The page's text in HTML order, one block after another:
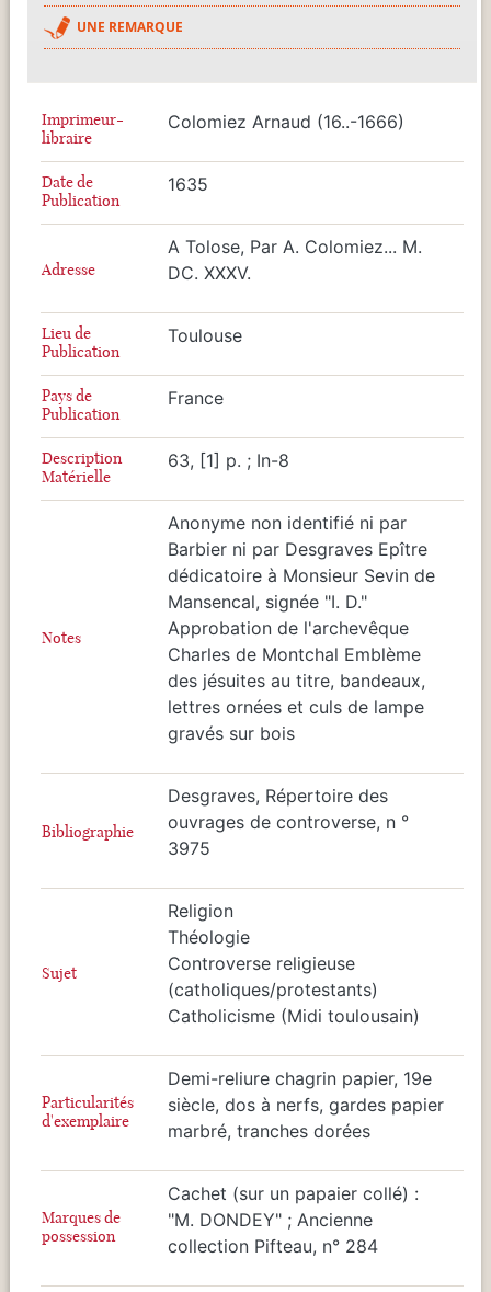
UNE REMARQUE
Imprimeur-
libraire
Colomiez Arnaud (16..-1666)
Date de
Publication
1635
Adresse
A Tolose, Par A. Colomiez... M.
DC. XXXV.
Lieu de
Publication
Toulouse
Pays de
Publication
France
Description
Matérielle
63, [1] p. ; In-8
Notes
Anonyme non identifié ni par
Barbier ni par Desgraves Epître
dédicatoire à Monsieur Sevin de
Mansencal, signée "I. D."
Approbation de l'archevêque
Charles de Montchal Emblème
des jésuites au titre, bandeaux,
lettres ornées et culs de lampe
gravés sur bois
Bibliographie
Desgraves, Répertoire des
ouvrages de controverse, n °
3975
Sujet
Religion
Théologie
Controverse religieuse
(catholiques/protestants)
Catholicisme (Midi toulousain)
Particularités
d'exemplaire
Demi-reliure chagrin papier, 19e
siècle, dos à nerfs, gardes papier
marbré, tranches dorées
Marques de
possession
Cachet (sur un papaier collé) :
"M. DONDEY" ; Ancienne
collection Pifteau, n° 284